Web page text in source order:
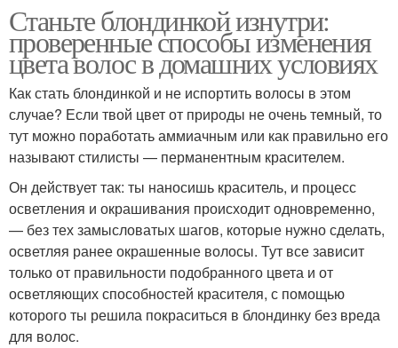
Станьте блондинкой изнутри:
проверенные способы изменения
цвета волос в домашних условиях
Как стать блондинкой и не испортить волосы в этом
случае? Если твой цвет от природы не очень темный, то
тут можно поработать аммиачным или как правильно его
называют стилисты — перманентным красителем.
Он действует так: ты наносишь краситель, и процесс
осветления и окрашивания происходит одновременно,
— без тех замысловатых шагов, которые нужно сделать,
осветляя ранее окрашенные волосы. Тут все зависит
только от правильности подобранного цвета и от
осветляющих способностей красителя, с помощью
которого ты решила покраситься в блондинку без вреда
для волос.